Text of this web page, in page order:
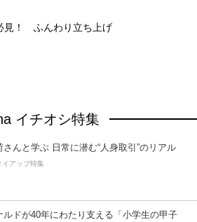
見！ ふんわり立ち上げ
イチオシ特集
さんと学ぶ 日常に潜む“人身取引”のリアル
イアップ特集
ルドが40年にわたり支える「小学生の甲子